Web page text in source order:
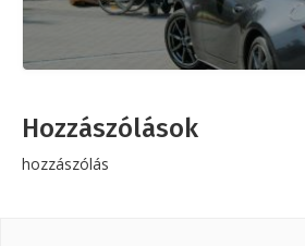
Hozzászólások
hozzászólás